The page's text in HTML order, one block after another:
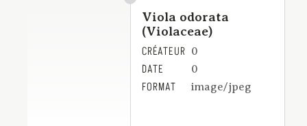
Viola odorata
(Violaceae)
CRÉATEUR 0
DATE 0
FORMAT image/jpeg